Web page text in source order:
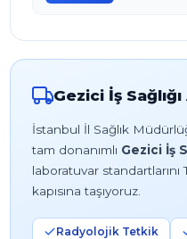
Gezici İş Sağlığı
İstanbul İl Sağlık
tam donanımlı Gezici İş
laboratuvar
kapısına taşıyoruz.
Radyolojik Tetkik